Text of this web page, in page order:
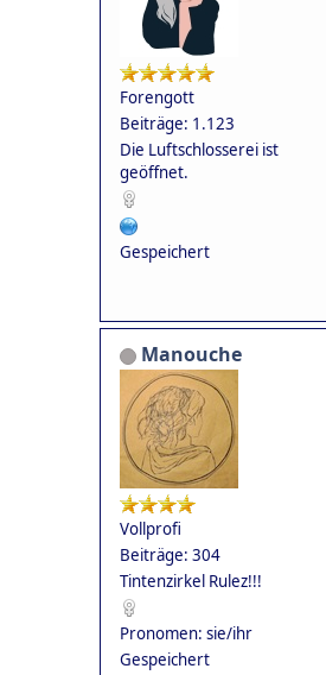
Forengott
Beiträge: 1.123
Die Luftschlosserei ist
geöffnet.
Gespeichert
Manouche
Vollprofi
Beiträge: 304
Tintenzirkel Rulez!!!
Pronomen: sie/ihr
Gespeichert